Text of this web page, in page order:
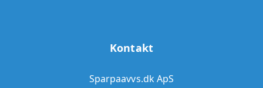
Kontakt
Sparpaavvs.dk ApS